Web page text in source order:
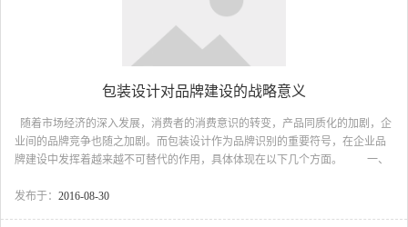
包装设计对品牌建设的战略意义
随着市场经济的深入发展，消费者的消费意识的转变，产品同质化的加剧，企
业间的品牌竞争也随之加剧。而包装设计作为品牌识别的重要符号，在企业品
牌建设中发挥着越来越不可替代的作用，具体体现在以下几个方面。 一、
性的基础上，包装设计还有助于企业从独特视角开发品牌特性，丰富品牌内
发布于： 2016-08-30